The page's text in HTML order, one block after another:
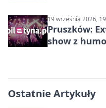
19 września 2026,
Pruszków:
show z
Ostatnie Artykuły